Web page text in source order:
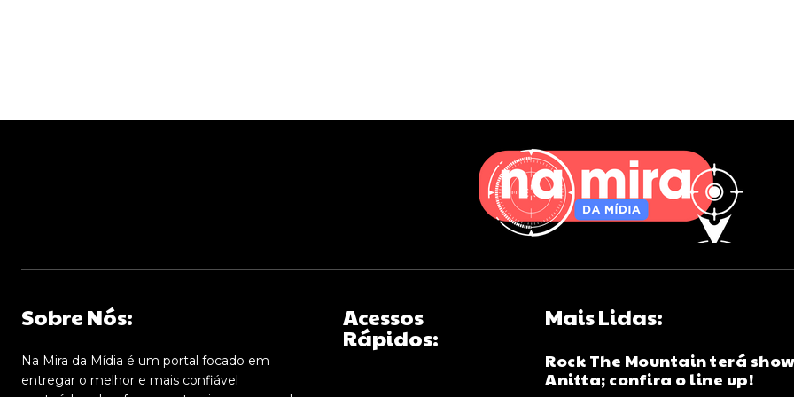
Sobre Nós:
Na Mira da Mídia é um portal focado em
entregar o melhor e mais confiável
Acessos
Rápidos:
Mais Lidas:
Rock The Mountain terá
Anitta; confira o line up!